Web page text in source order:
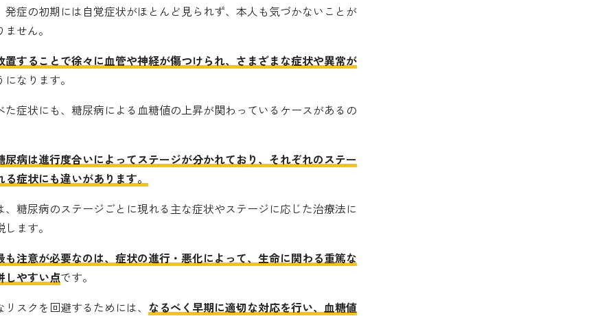
発症の初期には自覚症状がほとんど見られず、本人も気づかないことが
せん。
置することで徐々に血管や神経が傷つけられ、さまざまな症状や異常が
になります。
た症状にも、糖尿病による血糖値の上昇が関わっているケースがあるの
尿病は進行度合いによってステージが分かれており、それぞれのステー
症状にも違いがあります。
、糖尿病のステージごとに現れる主な症状やステージに応じた治療法に
ます。
も注意が必要なのは、症状の進行・悪化によって、生命に関わる重篤な
しやすい点です。
スクを回避するためには、 なるべく早期に適切な対応を行い、血糖値